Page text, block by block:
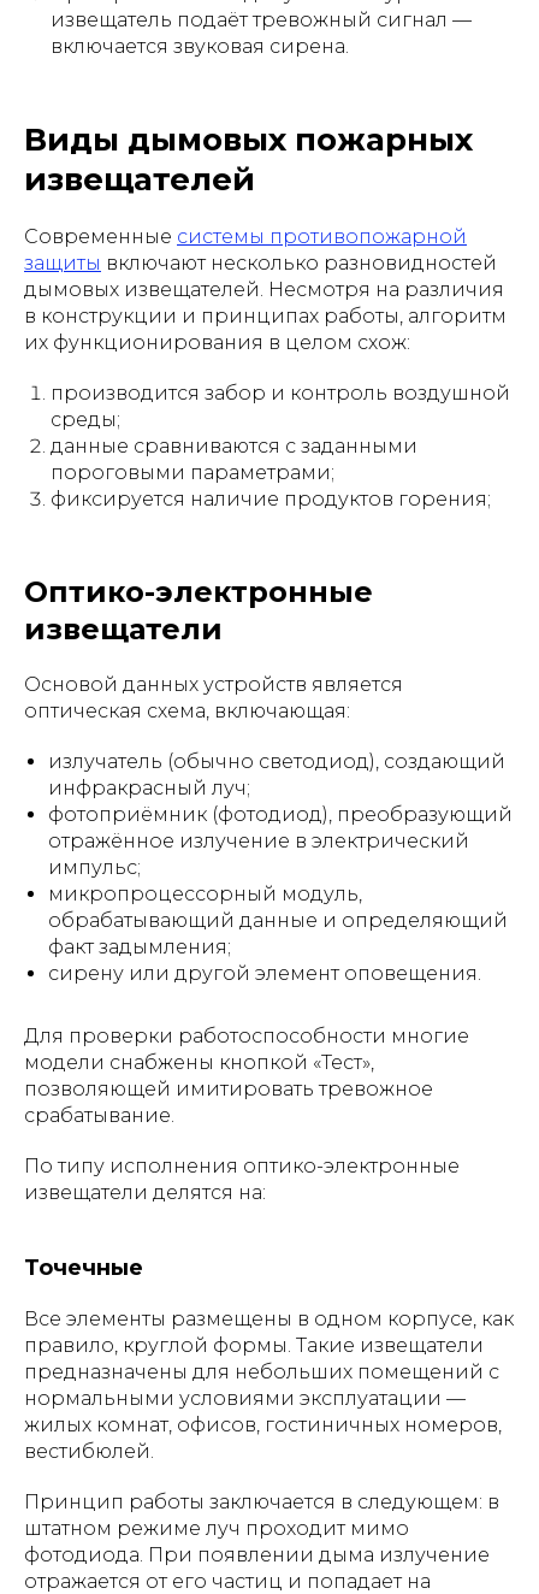
извещатель подаёт тревожный сигнал —
включается звуковая сирена.
Виды дымовых пожарных
извещателей
Современные системы противопожарной
защиты включают несколько разновидностей
дымовых извещателей. Несмотря на различия
в конструкции и принципах работы, алгоритм
их функционирования в целом схож:
производится забор и контроль воздушной
среды;
данные сравниваются с заданными
пороговыми параметрами;
фиксируется наличие продуктов горения;
Оптико-электронные
извещатели
Основой данных устройств является
оптическая схема, включающая:
излучатель (обычно светодиод), создающий
инфракрасный луч;
фотоприёмник (фотодиод), преобразующий
отражённое излучение в электрический
импульс;
микропроцессорный модуль,
обрабатывающий данные и определяющий
факт задымления;
сирену или другой элемент оповещения.
Для проверки работоспособности многие
модели снабжены кнопкой «Тест»,
позволяющей имитировать тревожное
срабатывание.
По типу исполнения оптико-электронные
извещатели делятся на:
Точечные
Все элементы размещены в одном корпусе, как
правило, круглой формы. Такие извещатели
предназначены для небольших помещений с
нормальными условиями эксплуатации —
жилых комнат, офисов, гостиничных номеров,
вестибюлей.
Принцип работы заключается в следующем: в
штатном режиме луч проходит мимо
фотодиода. При появлении дыма излучение
отражается от его частиц и попадает на